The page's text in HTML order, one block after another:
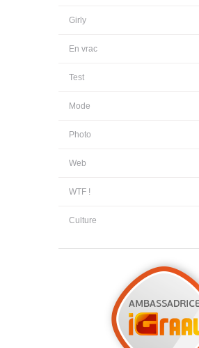
Girly
En vrac
Test
Mode
Photo
Web
WTF !
Culture